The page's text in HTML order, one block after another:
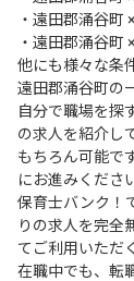
・ 遠田郡涌谷町
・ 遠田郡涌谷町
他にも様々な条
遠田郡涌谷町の
自分で職場を探
の求人を紹介し
もちろん可能で
にお進みくださ
保育士バンク！
りの求人を完全
てご利用いただ
在職中でも、転